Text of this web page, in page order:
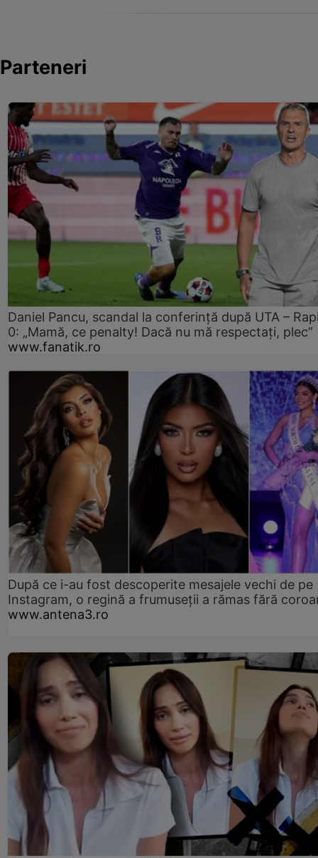
Parteneri
Daniel Pancu, scandal la conferință după UTA –
0: „Mamă, ce penalty! Dacă nu mă respectați, plec”
www.fanatik.ro
După ce i-au fost descoperite mesajele vechi de pe
Instagram, o regină a frumuseții a rămas fără
www.antena3.ro